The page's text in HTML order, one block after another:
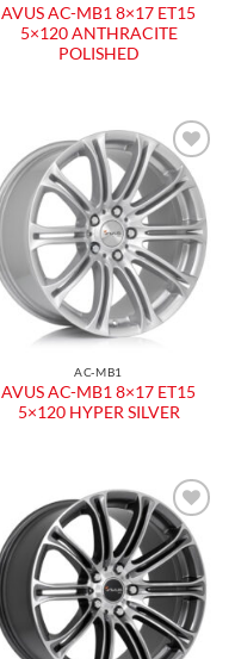
AVUS AC-MB1 8×17 ET15
5×120 ANTHRACITE
POLISHED
Aggiungi
alla lista
dei
desideri
AC-MB1
AVUS AC-MB1 8×17 ET15
5×120 HYPER SILVER
Aggiungi
alla lista
dei
desideri